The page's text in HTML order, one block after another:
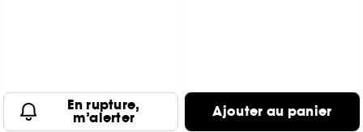
En rupture,
m’alerter Ajouter au panier